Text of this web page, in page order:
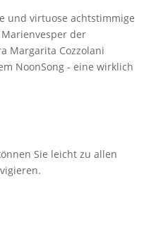
und virtuose achtstimmige
der
Margarita Cozzolani
NoonSong - eine wirklich
Sie leicht zu allen